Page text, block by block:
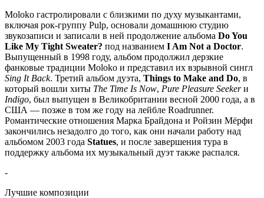
Moloko гастролировали с близкими по духу музыкантами,
включая рок-группу Pulp, основали домашнюю студию
звукозаписи и записали в ней продолжение альбома Do You
Like My Tight Sweater? под названием I Am Not a Doctor.
Выпущенный в 1998 году, альбом продолжил дерзкие
фанковые традиции Moloko и представил их взрывной сингл
Sing It Back. Третий альбом дуэта, Things to Make and Do, в
который вошли хиты The Time Is Now, Pure Pleasure Seekerи
Indigo, был выпущен в Великобритании весной 2000 года, а в
США — позже в том же году на лейбле Roadrunner.
Романтические отношения Марка Брайдона и Ройзин Мёрфи
закончились незадолго до того, как они начали работу над
альбомом 2003 года Statues, и после завершения тура в
поддержку альбома их музыкальный дуэт также распался.
-
Лучшие композиции